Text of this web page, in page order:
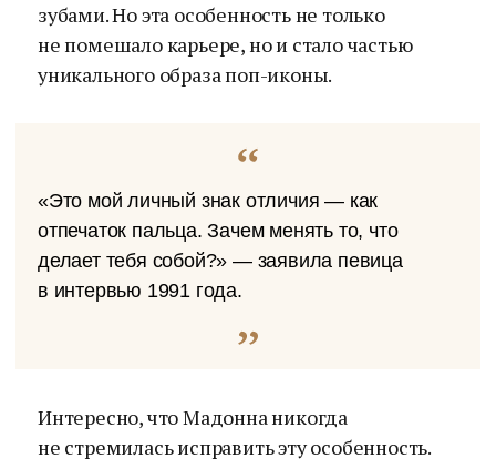
зубами. Но эта особенность не только
не помешало карьере, но и стало частью
уникального образа поп-иконы.
«Это мой личный знак отличия — как
отпечаток пальца. Зачем менять то, что
делает тебя собой?» — заявила певица
в интервью 1991 года.
Интересно, что Мадонна никогда
не стремилась исправить эту особенность.